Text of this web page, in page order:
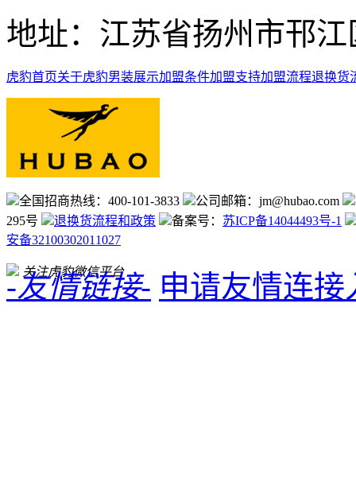
地址：江苏省扬州市邗
虎豹首页关于虎豹男装展示加盟条件加盟支持加盟流程退换货
全国招商热线：400-101-3833 公司邮箱：jm@hubao.com
295号
退换货流程和政策 备案号： 苏ICP备14044493号-1
安备32100302011027
关注虎豹微信平台
-友情链接- 申请友情连接